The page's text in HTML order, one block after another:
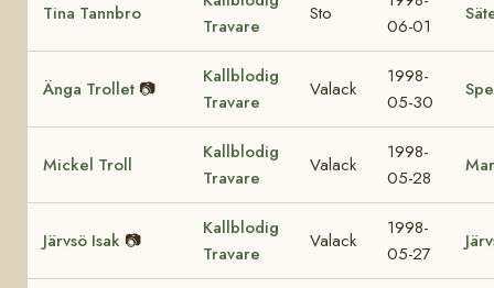
Tina Tannbro
Travare
Sto
06-01
Änga Trollet 📷
Kallblodig
Travare
Valack
1998-
05-30
Mickel Troll
Kallblodig
Travare
Valack
1998-
05-28
Järvsö Isak 📷
Kallblodig
Travare
Valack
1998-
05-27